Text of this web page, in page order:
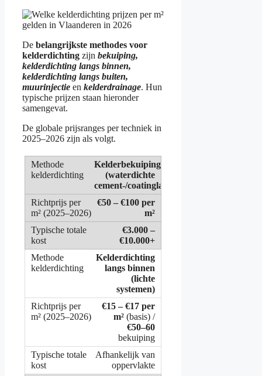
De belangrijkste methodes voor
kelderdichting zijn bekuiping,
kelderdichting langs binnen,
kelderdichting langs buiten,
muurinjectie en kelderdrainage. Hun
typische prijzen staan hieronder
samengevat.
De globale prijsranges per techniek in
2025–2026 zijn als volgt.
Kelderbekuiping
(waterdichte
cement-/coatinglaag)
€50 – €100 per
m²
€3.000 –
€10.000+
Kelderdichting
langs binnen
(lichte
systemen)
€15 – €17 per
m² (basis) /
€50–60
bekuiping
Afhankelijk van
oppervlakte